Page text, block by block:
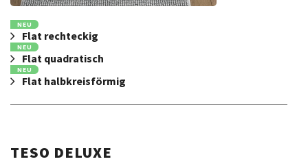
NEU
Flat rechteckig
NEU
Flat quadratisch
NEU
Flat halbkreisförmig
TESO DELUXE